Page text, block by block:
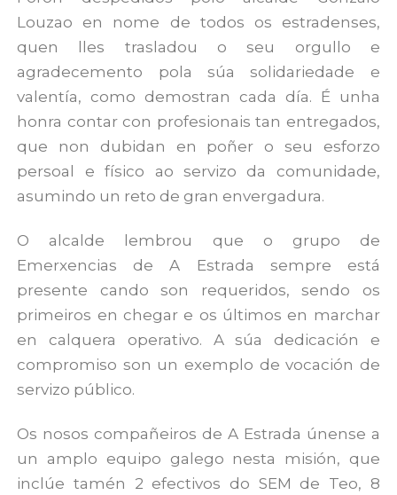
Louzao en nome de todos os estradenses,
quen lles trasladou o seu orgullo e
agradecemento pola súa solidariedade e
valentía, como demostran cada día. É unha
honra contar con profesionais tan entregados,
que non dubidan en poñer o seu esforzo
persoal e físico ao servizo da comunidade,
asumindo un reto de gran envergadura.
O alcalde lembrou que o grupo de
Emerxencias de A Estrada sempre está
presente cando son requeridos, sendo os
primeiros en chegar e os últimos en marchar
en calquera operativo. A súa dedicación e
compromiso son un exemplo de vocación de
servizo público.
Os nosos compañeiros de A Estrada únense a
un amplo equipo galego nesta misión, que
inclúe tamén 2 efectivos do SEM de Teo, 8